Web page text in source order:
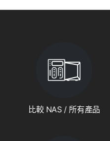
比較 NAS / 所有產品